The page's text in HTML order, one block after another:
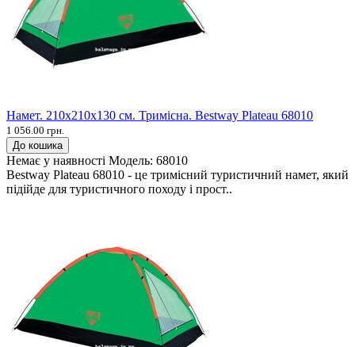
Намет. 210х210х130 см. Тримісна. Bestway Plateau 68010
1 056.00 грн.
До кошика
Немає у наявності Модель: 68010
Bestway Plateau 68010 - це тримісний туристичний намет, який
підійде для туристичного походу і прост..